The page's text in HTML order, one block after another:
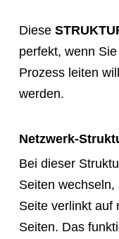
Diese
perfekt, wenn
Prozess leiten
werden.
Netzwerk-
Bei dieser
Seiten
Seite verlinkt auf
Seiten. Das